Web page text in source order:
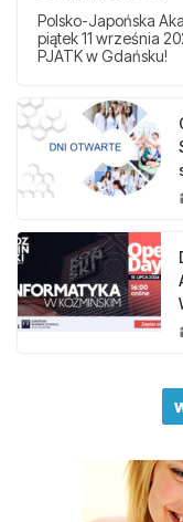
Polsko-Japońska
piątek 11 września
PJATK w Gdańsku!